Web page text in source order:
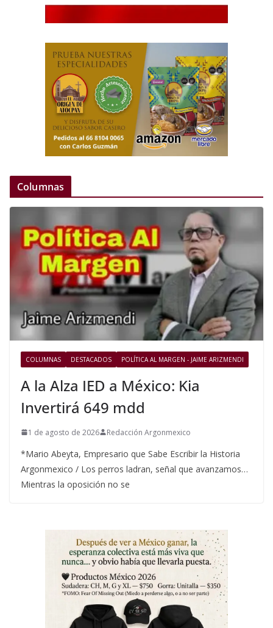
Columnas
COLUMNAS DESTACADOS POLÍTICA AL MARGEN - JAIME ARIZMENDI
A la Alza IED a México: Kia
Invertirá 649 mdd
1 de agosto de 2026 Redacción Argonmexico
*Mario Abeyta, Empresario que Sabe Escribir la Historia
Argonmexico / Los perros ladran, señal que avanzamos…
Mientras la oposición no se